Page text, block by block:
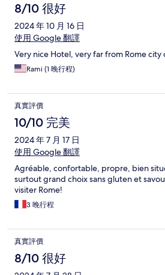
8/10 很好
2024 年 10 月 16 日
使用 Google 翻譯
Very nice Hotel, very far from Rome city
Rami (1 晚行程)
真實評價
10/10 完美
2024 年 7 月 17 日
使用 Google 翻譯
Agréable, confortable, propre, bien
surtout grand choix sans gluten et
visiter Rome!
3 晚行程
真實評價
8/10 很好